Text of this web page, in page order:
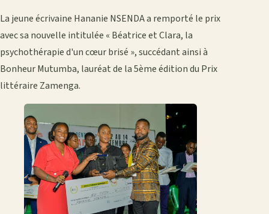
La jeune écrivaine Hananie NSENDA a remporté le prix
avec sa nouvelle intitulée « Béatrice et Clara, la
psychothérapie d'un cœur brisé », succédant ainsi à
Bonheur Mutumba, lauréat de la 5ème édition du Prix
littéraire Zamenga.